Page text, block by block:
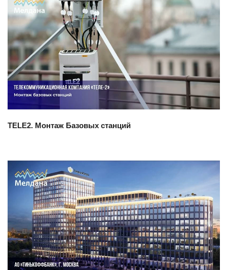
Смотреть проект
TELE2. Монтаж Базовых станций
Смотреть проект